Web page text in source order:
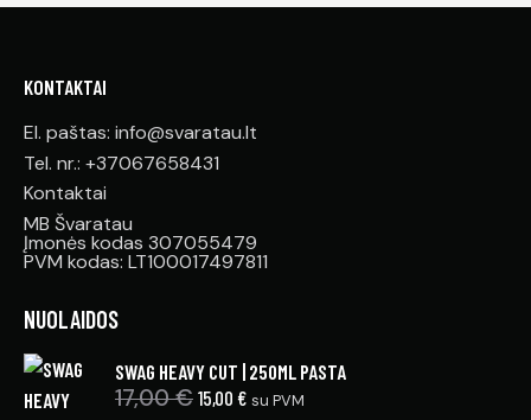
KONTAKTAI
El. paštas: info@svaratau.lt
Tel. nr.: +37067658431
Kontaktai
MB Švaratau
Įmonės kodas 307055479
PVM kodas: LT100017497811
NUOLAIDOS
SWAG HEAVY CUT | 250ML PASTA
17,00€ 15,00 € su PVM